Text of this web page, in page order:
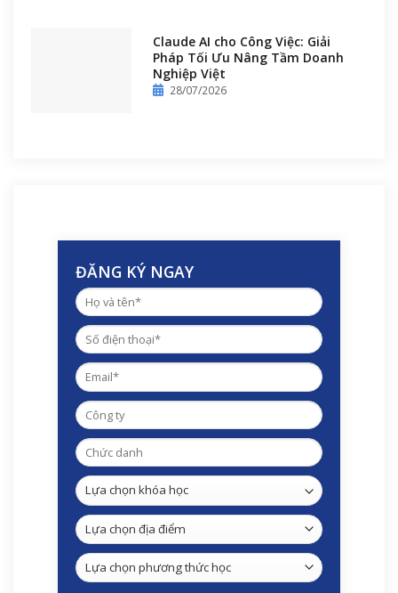
Claude AI cho Công Việc: Giải
Pháp Tối Ưu Nâng Tầm Doanh
Nghiệp Việt
28/07/2026
ĐĂNG KÝ NGAY